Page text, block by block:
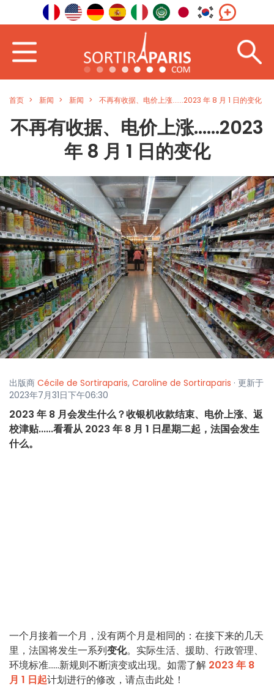
首页 新闻 新闻 不再有收据、电价上涨......2023 年 8 月 1 日的变化
不再有收据、电价上涨......2023
年 8 月 1 日的变化
出版商 Cécile de Sortiraparis, Caroline de Sortiraparis · 更新于
2023年7月31日下午06:30
2023 年 8 月会发生什么？收银机收款结束、电价上涨、返
校津贴......看看从 2023 年 8 月 1 日星期二起，法国会发生
什么。
一个月接着一个月，没有两个月是相同的：在接下来的几天
里，法国将发生一系列变化。实际生活、援助、行政管理、
环境标准......新规则不断演变或出现。如需了解 2023 年 8
月 1 日起计划进行的修改，请点击此处！